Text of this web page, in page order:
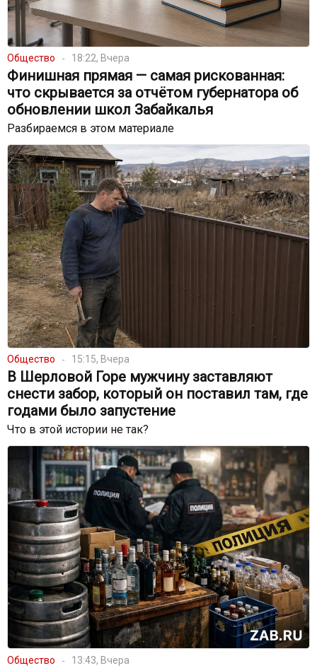
Общество 18:22, Вчера
Финишная прямая — самая рискованная:
что скрывается за отчётом губернатора об
обновлении школ Забайкалья
Разбираемся в этом материале
Общество 15:15, Вчера
В Шерловой Горе мужчину заставляют
снести забор, который он поставил там, где
годами было запустение
Что в этой истории не так?
Общество 13:43, Вчера